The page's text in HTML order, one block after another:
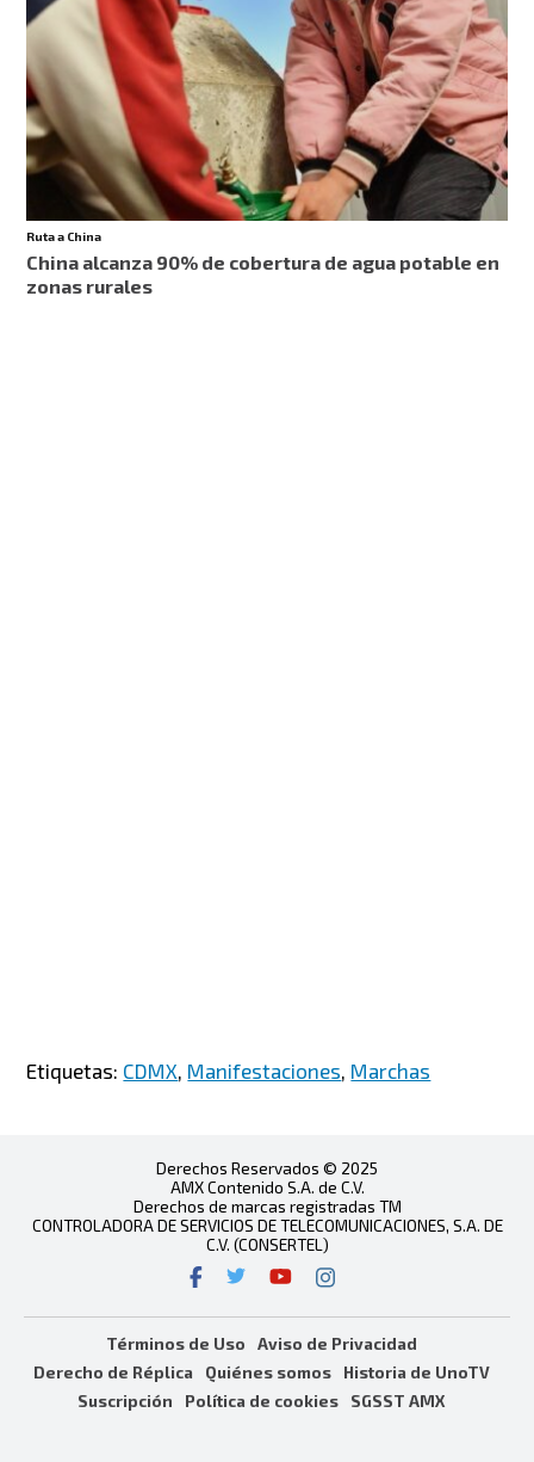
Ruta a China
China alcanza 90% de cobertura de agua potable en
zonas rurales
Etiquetas: CDMX, Manifestaciones, Marchas
Derechos Reservados © 2025
AMX Contenido S.A. de C.V.
Derechos de marcas registradas TM
CONTROLADORA DE SERVICIOS DE TELECOMUNICACIONES, S.A. DE
C.V. (CONSERTEL)
Términos de Uso
Aviso de Privacidad
Derecho de Réplica
Quiénes somos
Historia de UnoTV
Suscripción
Política de cookies SGSST AMX